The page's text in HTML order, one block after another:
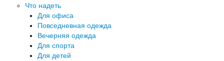
Что надеть
Для офиса
Повседневная одежда
Вечерняя одежда
Для спорта
Для детей